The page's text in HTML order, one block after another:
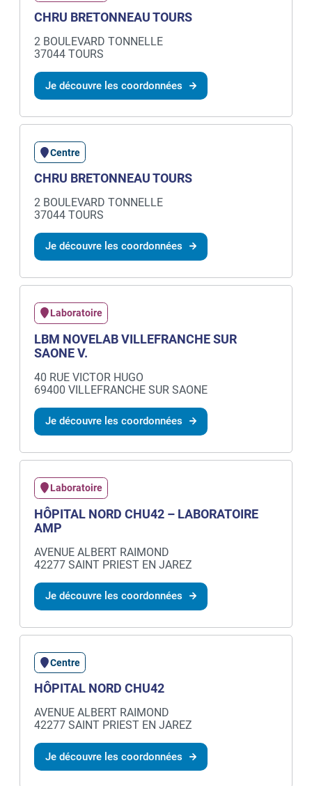
CHRU BRETONNEAU TOURS
2 BOULEVARD TONNELLE
37044 TOURS
Je découvre les coordonnées
Centre
CHRU BRETONNEAU TOURS
2 BOULEVARD TONNELLE
37044 TOURS
Je découvre les coordonnées
Laboratoire
LBM NOVELAB VILLEFRANCHE SUR
SAONE V.
40 RUE VICTOR HUGO
69400 VILLEFRANCHE SUR SAONE
Je découvre les coordonnées
Laboratoire
HÔPITAL NORD CHU42 – LABORATOIRE
AMP
AVENUE ALBERT RAIMOND
42277 SAINT PRIEST EN JAREZ
Je découvre les coordonnées
Centre
HÔPITAL NORD CHU42
AVENUE ALBERT RAIMOND
42277 SAINT PRIEST EN JAREZ
Je découvre les coordonnées